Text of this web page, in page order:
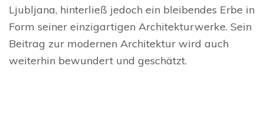
Ljubljana, hinterließ jedoch ein bleibendes Erbe in
Form seiner einzigartigen Architekturwerke. Sein
Beitrag zur modernen Architektur wird auch
weiterhin bewundert und geschätzt.